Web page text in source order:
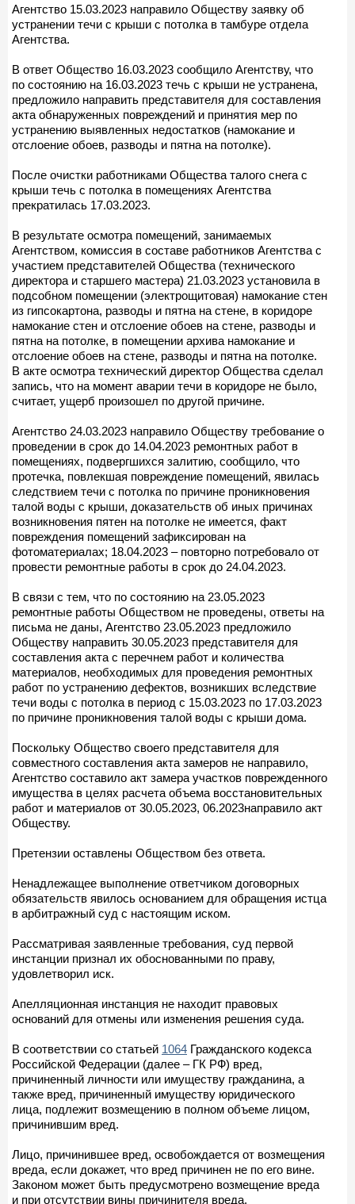
Агентство 15.03.2023 направило Обществу заявку об
устранении течи с крыши с потолка в тамбуре отдела
Агентства.
В ответ Общество 16.03.2023 сообщило Агентству, что
по состоянию на 16.03.2023 течь с крыши не устранена,
предложило направить представителя для составления
акта обнаруженных повреждений и принятия мер по
устранению выявленных недостатков (намокание и
отслоение обоев, разводы и пятна на потолке).
После очистки работниками Общества талого снега с
крыши течь с потолка в помещениях Агентства
прекратилась 17.03.2023.
В результате осмотра помещений, занимаемых
Агентством, комиссия в составе работников Агентства с
участием представителей Общества (технического
директора и старшего мастера) 21.03.2023 установила в
подсобном помещении (электрощитовая) намокание стен
из гипсокартона, разводы и пятна на стене, в коридоре
намокание стен и отслоение обоев на стене, разводы и
пятна на потолке, в помещении архива намокание и
отслоение обоев на стене, разводы и пятна на потолке.
В акте осмотра технический директор Общества сделал
запись, что на момент аварии течи в коридоре не было,
считает, ущерб произошел по другой причине.
Агентство 24.03.2023 направило Обществу требование о
проведении в срок до 14.04.2023 ремонтных работ в
помещениях, подвергшихся залитию, сообщило, что
протечка, повлекшая повреждение помещений, явилась
следствием течи с потолка по причине проникновения
талой воды с крыши, доказательств об иных причинах
возникновения пятен на потолке не имеется, факт
повреждения помещений зафиксирован на
фотоматериалах; 18.04.2023 – повторно потребовало от
провести ремонтные работы в срок до 24.04.2023.
В связи с тем, что по состоянию на 23.05.2023
ремонтные работы Обществом не проведены, ответы на
письма не даны, Агентство 23.05.2023 предложило
Обществу направить 30.05.2023 представителя для
составления акта с перечнем работ и количества
материалов, необходимых для проведения ремонтных
работ по устранению дефектов, возникших вследствие
течи воды с потолка в период с 15.03.2023 по 17.03.2023
по причине проникновения талой воды с крыши дома.
Поскольку Общество своего представителя для
совместного составления акта замеров не направило,
Агентство составило акт замера участков поврежденного
имущества в целях расчета объема восстановительных
работ и материалов от 30.05.2023, 06.2023направило акт
Обществу.
Претензии оставлены Обществом без ответа.
Ненадлежащее выполнение ответчиком договорных
обязательств явилось основанием для обращения истца
в арбитражный суд с настоящим иском.
Рассматривая заявленные требования, суд первой
инстанции признал их обоснованными по праву,
удовлетворил иск.
Апелляционная инстанция не находит правовых
оснований для отмены или изменения решения суда.
В соответствии со статьей 1064 Гражданского кодекса
Российской Федерации (далее – ГК РФ) вред,
причиненный личности или имуществу гражданина, а
также вред, причиненный имуществу юридического
лица, подлежит возмещению в полном объеме лицом,
причинившим вред.
Лицо, причинившее вред, освобождается от возмещения
вреда, если докажет, что вред причинен не по его вине.
Законом может быть предусмотрено возмещение вреда
и при отсутствии вины причинителя вреда.